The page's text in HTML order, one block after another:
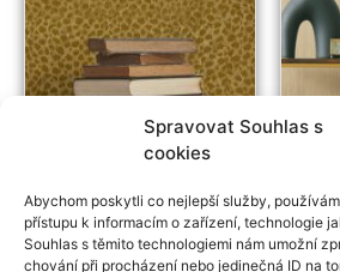
Spravovat Souhlas s
cookies
Abychom poskytli co nejlepší služby,
přístupu k informacím o zařízení, technologie
Souhlas s těmito technologiemi nám umožní
chování při procházení nebo jedinečná ID na
Grottesca